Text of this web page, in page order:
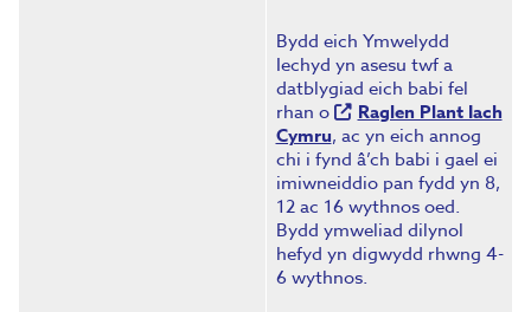
Bydd eich Ymwelydd
Iechyd yn asesu twf a
datblygiad eich babi fel
rhan o
Raglen Plant Iach
Cymru, ac yn eich annog
chi i fynd â’ch babi i gael ei
imiwneiddio pan fydd yn 8,
12 ac 16 wythnos oed.
Bydd ymweliad dilynol
hefyd yn digwydd rhwng 4-
6 wythnos.